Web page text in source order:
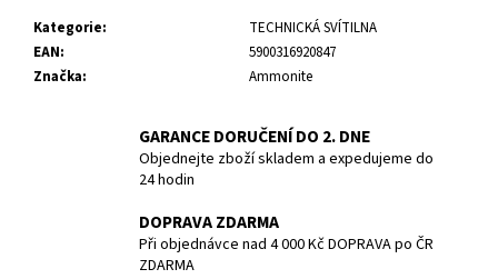
Kategorie:
TECHNICKÁ SVÍTILNA
EAN:
5900316920847
Značka: Ammonite
GARANCE DORUČENÍ DO 2. DNE
Objednejte zboží skladem a expedujeme do
24 hodin
DOPRAVA ZDARMA
Při objednávce nad 4 000 Kč DOPRAVA po ČR
ZDARMA
m